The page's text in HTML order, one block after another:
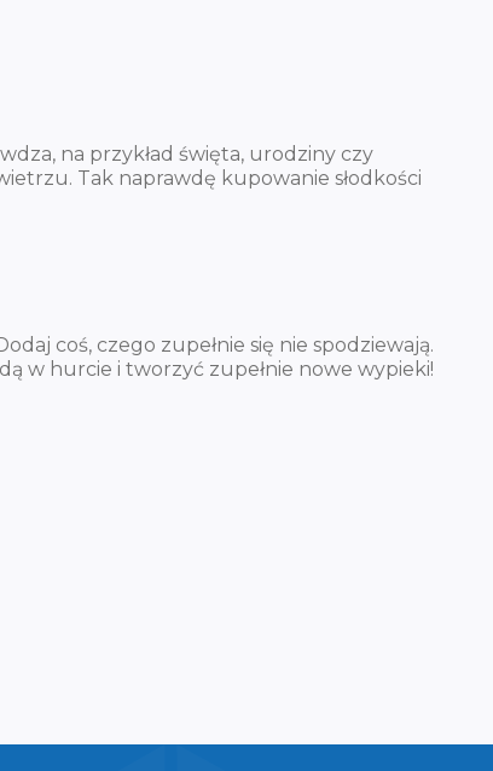
na przykład święta, urodziny czy
Tak naprawdę kupowanie słodkości
coś, czego zupełnie się nie spodziewają.
w hurcie i tworzyć zupełnie nowe wypieki!